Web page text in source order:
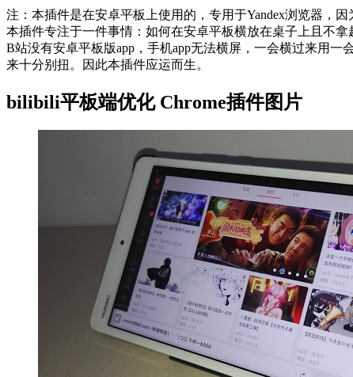
注：本插件是在安卓平板上使用的，专用于Yandex浏览器，因
本插件专注于一件事情：如何在安卓平板横放在桌子上且不拿
B站没有安卓平板版app，手机app无法横屏，一会横过来用
来十分别扭。因此本插件应运而生。
bilibili平板端优化 Chrome插件图片